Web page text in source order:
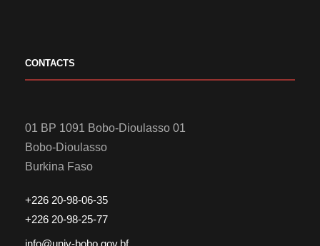
CONTACTS
01 BP 1091 Bobo-Dioulasso 01
Bobo-Dioulasso
Burkina Faso
+226 20-98-06-35
+226 20-98-25-77